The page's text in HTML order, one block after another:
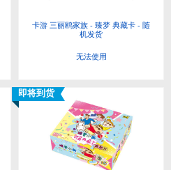
卡游 三丽鸥家族 - 臻梦 典藏卡 - 随
机发货
无法使用
即将到货